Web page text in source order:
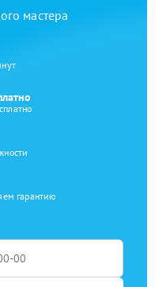
мастера
гарантию